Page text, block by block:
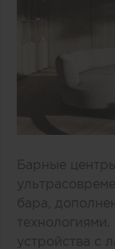
Барные
бара,
устройства с